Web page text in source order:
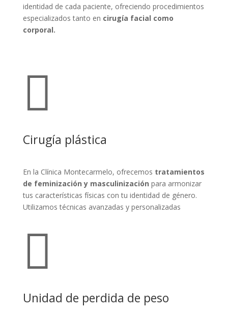
identidad de cada paciente, ofreciendo procedimientos
especializados tanto en cirugía facial como
corporal.

Cirugía plástica
En la Clínica Montecarmelo, ofrecemos tratamientos
de feminización y masculinización para armonizar
tus características físicas con tu identidad de género.
Utilizamos técnicas avanzadas y personalizadas

Unidad de perdida de peso